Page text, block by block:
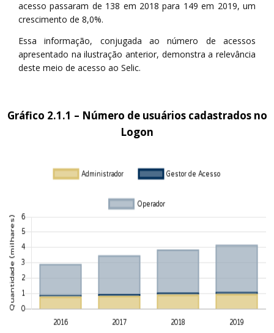
acesso passaram de 138 em 2018 para 149 em 2019, um
crescimento de 8,0%.
Essa informação, conjugada ao número de acessos
apresentado na ilustração anterior, demonstra a relevância
deste meio de acesso ao Selic.
Gráfico 2.1.1 – Número de usuários cadastrados no
Logon